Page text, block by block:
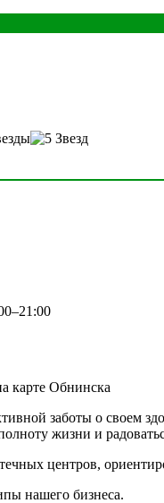
карте Обнинска
заботы о
жизни и
центров,
нашего бизнеса.